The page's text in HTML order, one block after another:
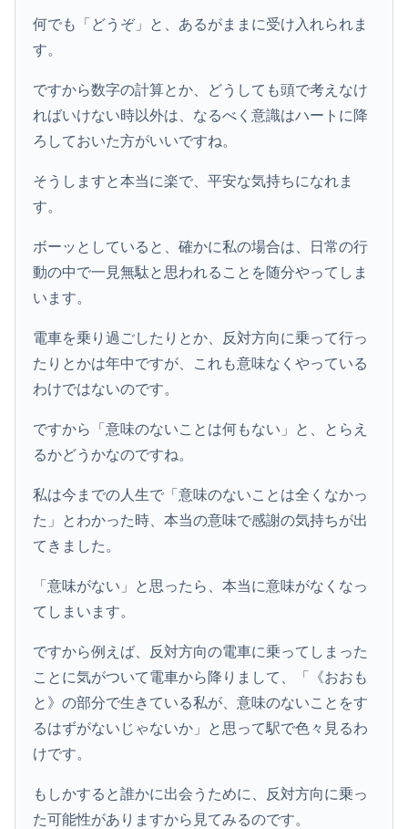
何でも「どうぞ」と、あるがままに受け入れられま
す。
ですから数字の計算とか、どうしても頭で考えなけ
ればいけない時以外は、なるべく意識はハートに降
ろしておいた方がいいですね。
そうしますと本当に楽で、平安な気持ちになれま
す。
ボーッとしていると、確かに私の場合は、日常の行
動の中で一見無駄と思われることを随分やってしま
います。
電車を乗り過ごしたりとか、反対方向に乗って行っ
たりとかは年中ですが、これも意味なくやっている
わけではないのです。
ですから「意味のないことは何もない」と、とらえ
るかどうかなのですね。
私は今までの人生で「意味のないことは全くなかっ
た」とわかった時、本当の意味で感謝の気持ちが出
てきました。
「意味がない」と思ったら、本当に意味がなくなっ
てしまいます。
ですから例えば、反対方向の電車に乗ってしまった
ことに気がついて電車から降りまして、「《おおも
と》の部分で生きている私が、意味のないことをす
るはずがないじゃないか」と思って駅で色々見るわ
けです。
もしかすると誰かに出会うために、反対方向に乗っ
た可能性がありますから見てみるのです。